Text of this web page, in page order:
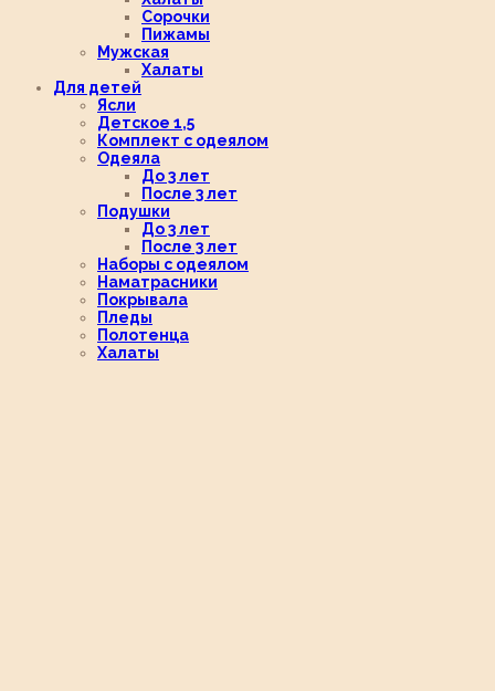
Сорочки
Пижамы
Мужская
Халаты
Для детей
Ясли
Детское 1,5
Комплект с одеялом
Одеяла
До 3 лет
После 3 лет
Подушки
До 3 лет
После 3 лет
Наборы с одеялом
Наматрасники
Покрывала
Пледы
Полотенца
Халаты